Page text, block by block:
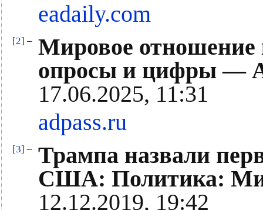
eadaily.com
[2] – Мировое
опросы и цифры —
17.06.2025, 11:31
adpass.ru
[3] – Трампа назвали
США: Политика:
12.12.2019, 19:42